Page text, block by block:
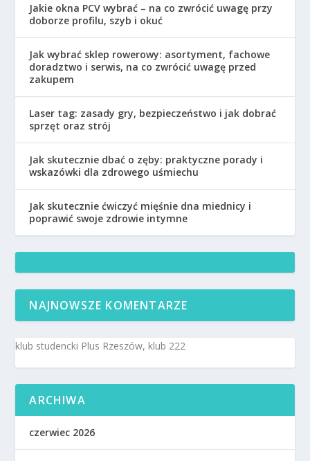
Jakie okna PCV wybrać – na co zwrócić uwagę przy
doborze profilu, szyb i okuć
Jak wybrać sklep rowerowy: asortyment, fachowe
doradztwo i serwis, na co zwrócić uwagę przed
zakupem
Laser tag: zasady gry, bezpieczeństwo i jak dobrać
sprzęt oraz strój
Jak skutecznie dbać o zęby: praktyczne porady i
wskazówki dla zdrowego uśmiechu
Jak skutecznie ćwiczyć mięśnie dna miednicy i
poprawić swoje zdrowie intymne
NAJNOWSZE KOMENTARZE
klub studencki Plus Rzeszów, klub 222
ARCHIWA
czerwiec 2026